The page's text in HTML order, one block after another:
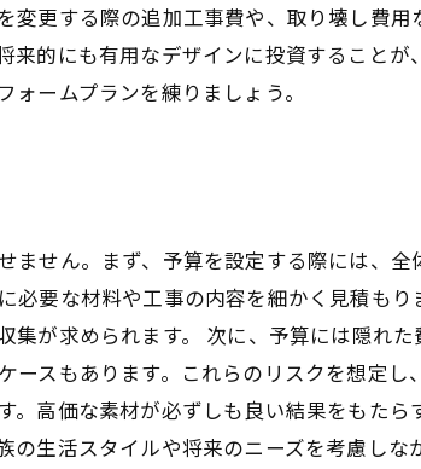
更する際の追加工事費や、取り壊し費
的にも有用なデザインに投資すること
ームプランを練りましょう。
ません。まず、予算を設定する際には、
要な材料や工事の内容を細かく見積も
が求められます。 次に、予算には隠れ
スもあります。これらのリスクを想定
高価な素材が必ずしも良い結果をもた
生活スタイルや将来のニーズを考慮し